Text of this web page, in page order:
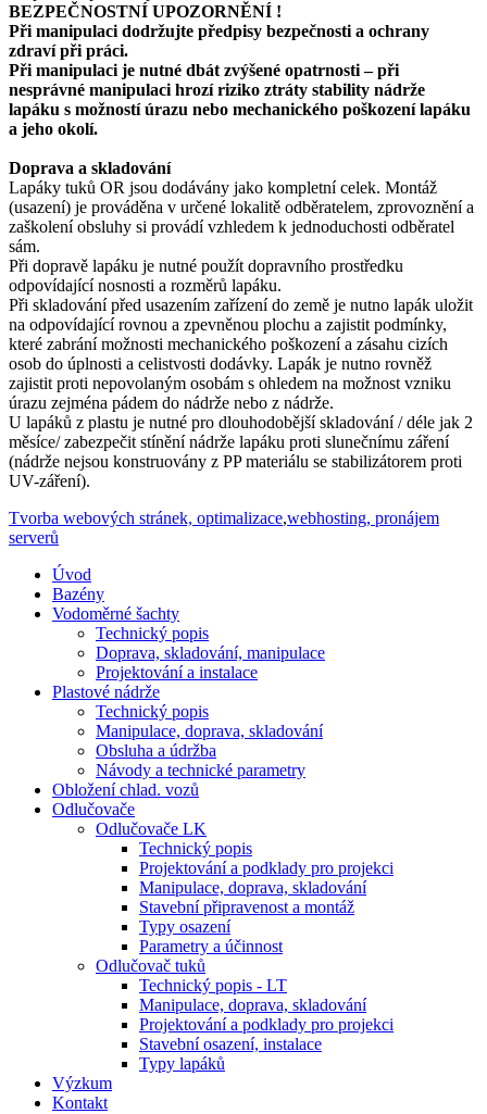
BEZPEČNOSTNÍ UPOZORNĚNÍ !
Při manipulaci dodržujte předpisy bezpečnosti a ochrany
zdraví při práci.
Při manipulaci je nutné dbát zvýšené opatrnosti – při
nesprávné manipulaci hrozí riziko ztráty stability nádrže
lapáku s možností úrazu nebo mechanického poškození lapáku
a jeho okolí.
Doprava a skladování
Lapáky tuků OR jsou dodávány jako kompletní celek. Montáž
(usazení) je prováděna v určené lokalitě odběratelem, zprovoznění a
zaškolení obsluhy si provádí vzhledem k jednoduchosti odběratel
sám.
Při dopravě lapáku je nutné použít dopravního prostředku
odpovídající nosnosti a rozměrů lapáku.
Při skladování před usazením zařízení do země je nutno lapák uložit
na odpovídající rovnou a zpevněnou plochu a zajistit podmínky,
které zabrání možnosti mechanického poškození a zásahu cizích
osob do úplnosti a celistvosti dodávky. Lapák je nutno rovněž
zajistit proti nepovolaným osobám s ohledem na možnost vzniku
úrazu zejména pádem do nádrže nebo z nádrže.
U lapáků z plastu je nutné pro dlouhodobější skladování / déle jak 2
měsíce/ zabezpečit stínění nádrže lapáku proti slunečnímu záření
(nádrže nejsou konstruovány z PP materiálu se stabilizátorem proti
UV-záření).
Tvorba webových stránek, optimalizace,webhosting, pronájem
serverů
Úvod
Bazény
Vodoměrné šachty
Technický popis
Doprava, skladování, manipulace
Projektování a instalace
Plastové nádrže
Technický popis
Manipulace, doprava, skladování
Obsluha a údržba
Návody a technické parametry
Obložení chlad. vozů
Odlučovače
Odlučovače LK
Technický popis
Projektování a podklady pro projekci
Manipulace, doprava, skladování
Stavební připravenost a montáž
Typy osazení
Parametry a účinnost
Odlučovač tuků
Technický popis - LT
Manipulace, doprava, skladování
Projektování a podklady pro projekci
Stavební osazení, instalace
Typy lapáků
Výzkum
Kontakt